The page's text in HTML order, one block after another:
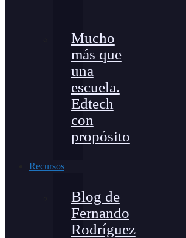
Mucho
más que
una
escuela.
Edtech
con
propósito
Recursos
Blog de
Fernando
Rodríguez